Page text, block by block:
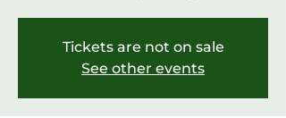
Tickets are not on sale
See other events